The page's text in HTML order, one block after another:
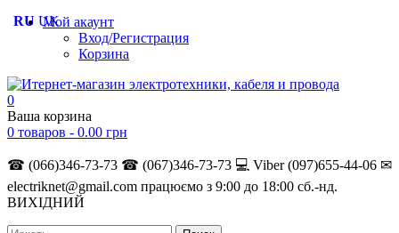
Мой акаунт
Вход/Регистрация
Корзина
0
Ваша корзина
0 товаров - 0.00 грн
☎ (066)346-73-73 ☎ (067)346-73-73 💻 Viber (097)655-44-06 ✉
electriknet@gmail.com працюємо з 9:00 до 18:00 сб.-нд.
ВИХІДНИЙ
RU UK